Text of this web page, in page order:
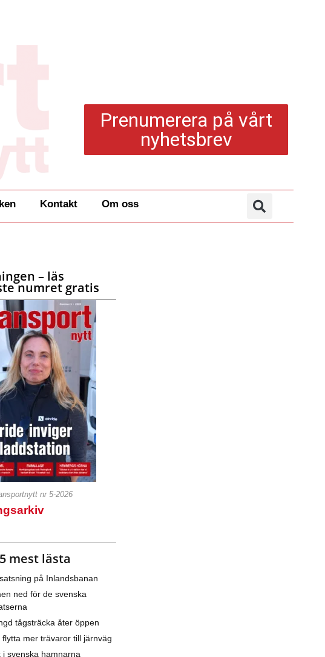
Prenumerera på vårt
nyhetsbrev
Kontakt Om oss
– läs
numret gratis
nr 5-2026
mest lästa
på Inlandsbanan
ned för de svenska
tågsträcka åter öppen
flytta mer trävaror till järnväg
i svenska hamnarna